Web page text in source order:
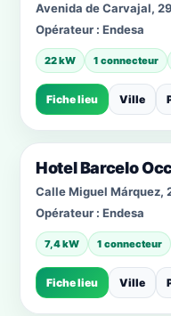
Avenida de Carvajal,
Opérateur : Endesa
22 kW 1 connecteur
Fiche lieu Ville
Hotel Barcelo
Calle Miguel Márquez,
Opérateur : Endesa
7,4 kW 1 connecteur
Fiche lieu Ville